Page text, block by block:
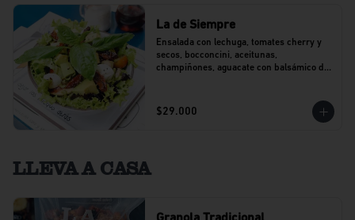
La de Siempre
Ensalada con lechuga, tomates cherry y
secos, bocconcini, aceitunas,
champiñones, aguacate con balsámico de
$29.000
LLEVA A CASA